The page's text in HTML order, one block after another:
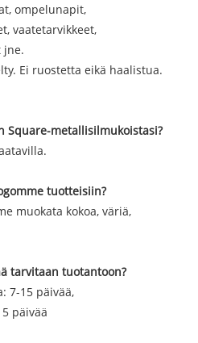
ompelunapit,
vaatetarvikkeet,
jne.
Ei ruostetta eikä haalistua.
Square-metallisilmukoistasi?
tuotteisiin?
muokata kokoa, väriä,
tarvitaan tuotantoon?
7-15 päivää,
päivää